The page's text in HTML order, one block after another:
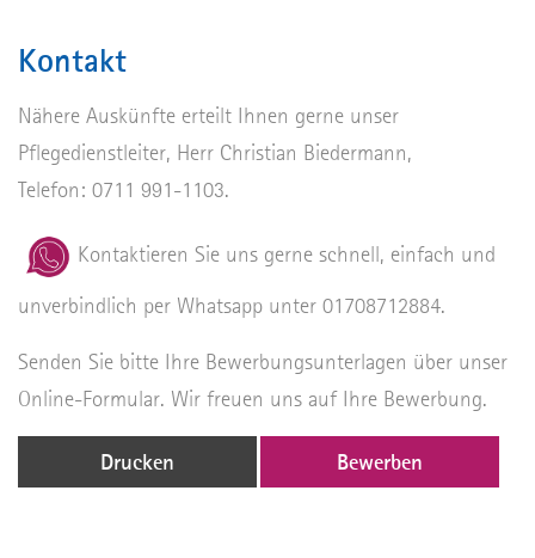
Kontakt
Nähere Auskünfte erteilt Ihnen gerne unser
Pflegedienstleiter, Herr Christian Biedermann,
Telefon: 0711 991-1103.
Kontaktieren Sie uns gerne schnell, einfach und
unverbindlich per Whatsapp unter 01708712884.
Senden Sie bitte Ihre Bewerbungsunterlagen über unser
Online-Formular. Wir freuen uns auf Ihre Bewerbung.
Drucken Bewerben